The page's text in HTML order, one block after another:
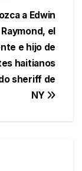
a Edwin
Raymond, el
e hijo de
haitianos
sheriff de
NY